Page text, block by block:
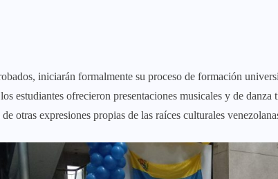
iniciarán formalmente su proceso de formación
estudiantes ofrecieron presentaciones musicales y de
otras expresiones propias de las raíces culturales